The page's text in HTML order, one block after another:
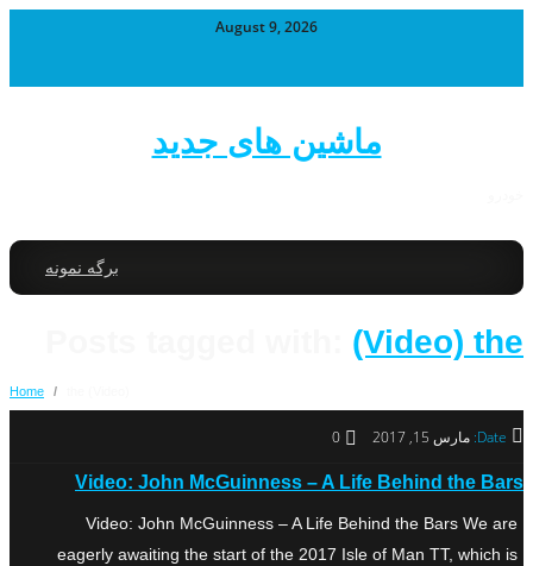
August 9, 2026
ماشین های جدید
برگه نمونه
(Video) the
Home /
Date: مارس 15, 2017 0
Video: John McGuinness – A Life Behind the Bars
Video: John McGuinness – A Life Behind the Bars We are
eagerly awaiting the start of the 2017 Isle of Man TT, which is